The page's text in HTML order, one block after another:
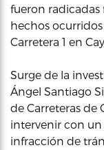
fueron radicadas
hechos
Carretera 1 en
Surge de la
Ángel Santiago
de Carreteras de
intervenir con
infracción de